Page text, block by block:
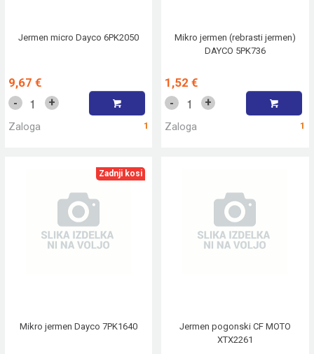
Jermen micro Dayco 6PK2050
9,67 €
- +
Zaloga 1
Mikro jermen (rebrasti jermen)
DAYCO 5PK736
1,52 €
- +
Zaloga 1
Zadnji kosi
Mikro jermen Dayco 7PK1640
Jermen pogonski CF MOTO
XTX2261